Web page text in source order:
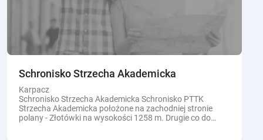
Schronisko Strzecha Akademicka
Karpacz
Schronisko Strzecha Akademicka Schronisko PTTK
Strzecha Akademicka położone na zachodniej stronie
polany - Złotówki na wysokości 1258 m. Drugie co do